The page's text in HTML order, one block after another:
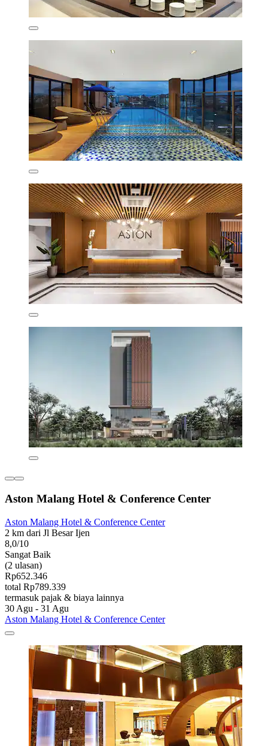
Aston Malang Hotel & Conference Center
Aston Malang Hotel & Conference Center
2 km dari Jl Besar Ijen
8,0/10
Sangat Baik
(2 ulasan)
Rp652.346
total Rp789.339
termasuk pajak & biaya lainnya
30 Agu - 31 Agu
Aston Malang Hotel & Conference Center